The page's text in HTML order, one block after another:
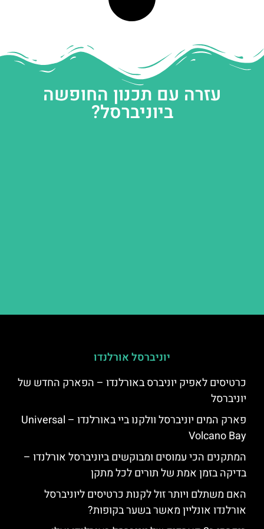
עזרה עם תכנון החופשה
ביוניברסל?
יוניברסל אורלנדו
כרטיסים לאפיק יוניברס באורלנדו – הפארק החדש של
יוניברסל
פארק המים יוניברסל וולקנו ביי באורלנדו – Universal
Volcano Bay
המתקנים הכי עמוסים ומבוקשים ביוניברסל אורלנדו –
בדיקה בזמן אמת של תורים לכל מתקן
האם משתלם ויותר זול לקנות כרטיסים ליוניברסל
אורלנדו אונליין מאשר בשער בקופות?